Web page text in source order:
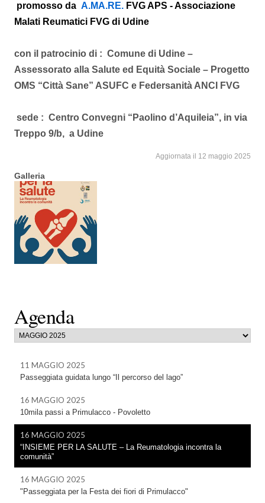
Agenda
11 MAGGIO 2025
Passeggiata guidata lungo “Il percorso del lago”
16 MAGGIO 2025
10mila passi a Primulacco - Povoletto
16 MAGGIO 2025
“INSIEME PER LA SALUTE – La Reumatologia incontra la
comunità”
16 MAGGIO 2025
"Passeggiata per la Festa dei fiori di Primulacco"
promosso da A.MA.RE. FVG APS - Associazione
Malati Reumatici FVG di Udine
con il patrocinio di : Comune di Udine –
Assessorato alla Salute ed Equità Sociale – Progetto
OMS “Città Sane” ASUFC e Federsanità ANCI FVG
sede : Centro Convegni “Paolino d’Aquileia”, in via
Treppo 9/b, a Udine
Aggiornata il 12 maggio 2025
Galleria